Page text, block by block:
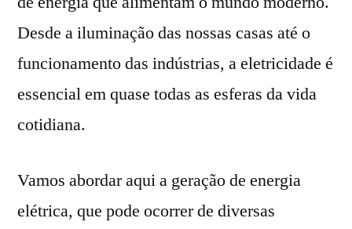
Desde a iluminação das nossas casas até o
funcionamento das indústrias, a eletricidade é
essencial em quase todas as esferas da vida
cotidiana.
Vamos abordar aqui a geração de energia
elétrica, que pode ocorrer de diversas